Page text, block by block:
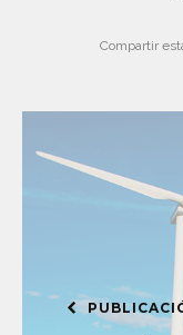
Compartir